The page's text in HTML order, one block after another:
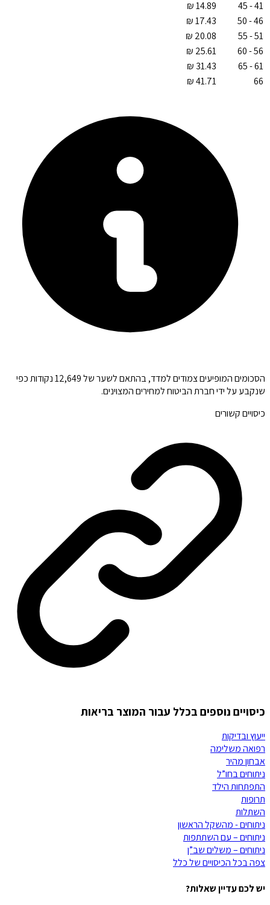
41 - 45
46 - 50
51 - 55
56 - 60
61 - 65
66
הסכומים המופיעים צמודים למדד, בהתאם לשער של 12,649 נקודות כפי
שנקבע על ידי חברת הביטוח למחירים המצוינים.
כיסויים קשורים
כיסויים נוספים בכלל עבור המוצר בריאות
ייעוץ ובדיקות
רפואה משלימה
אבחון מהיר
ניתוחים בחו”ל
התפתחות הילד
תרופות
השתלות
ניתוחים - מהשקל הראשון
ניתוחים – עם השתתפות
ניתוחים – משלים שב”ן
צפה בכל הכיסויים שלכלל
יש לכם עדיין שאלות?